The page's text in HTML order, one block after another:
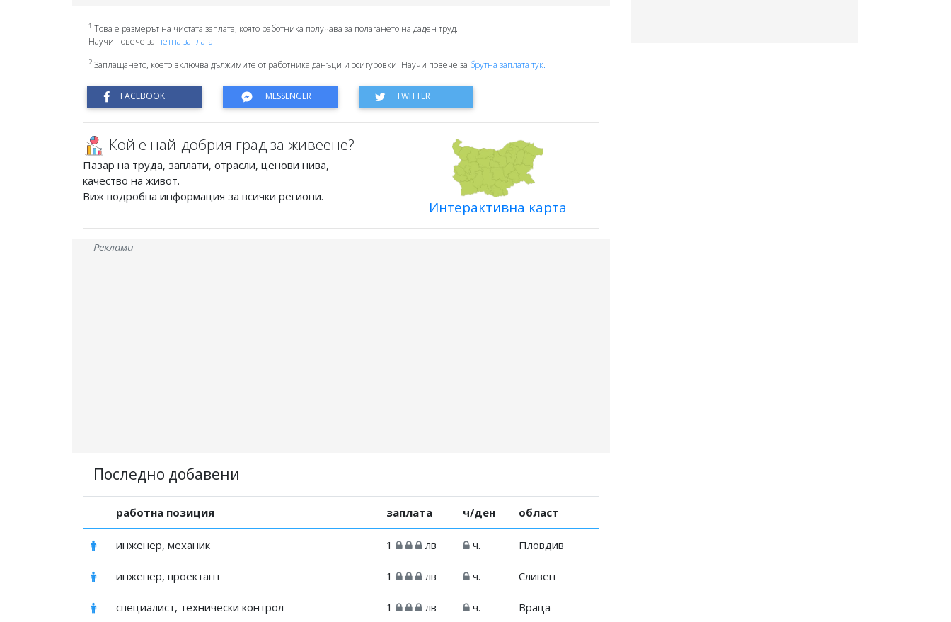
1 Това е размерът на чистата заплата, която работника получава за полагането на даден труд.
Научи повече за нетна заплата.
2Заплащането, което включва дължимите от работника данъци и осигуровки. Научи повече за брутна заплата тук.
Кой е най-добрия град за живеене?
Пазар на труда, заплати, отрасли, ценови нива,
качество на живот.
Виж подробна информация за всички региони.
Интерактивна карта
Реклами
Последно добавени
работна позиция заплата ч/ден област
инженер, механик 1 лв ч. Пловдив
инженер, проектант 1 лв ч. Сливен
специалист, технически контрол 1 лв ч. Враца